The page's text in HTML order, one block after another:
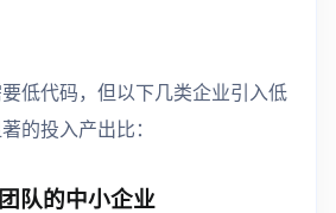
低代码，但以下几类企业引入低
的投入产出比：
队的中小企业